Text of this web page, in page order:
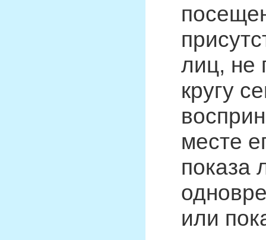
лиц, не
кругу
месте
показа
или